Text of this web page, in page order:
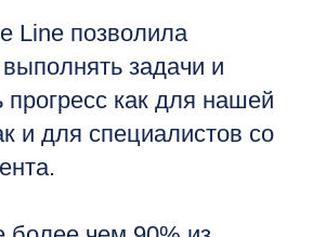
Line позволила
задачи и
прогресс как для нашей
и для специалистов со